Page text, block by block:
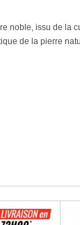
noble, issu de la
de la pierre